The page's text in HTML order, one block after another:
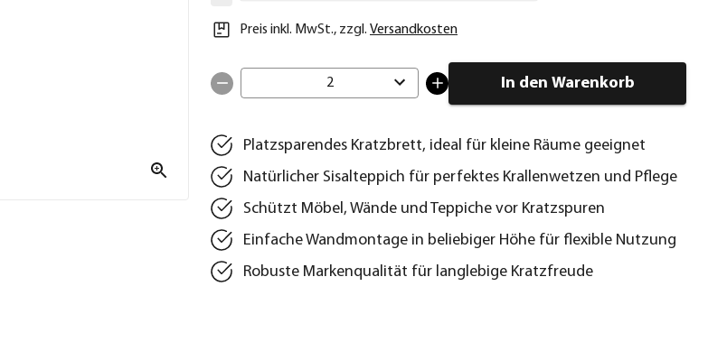
Preis inkl. MwSt., zzgl. Versandkosten
2 In den Warenkorb
Platzsparendes Kratzbrett, ideal für kleine Räume geeignet
Natürlicher Sisalteppich für perfektes Krallenwetzen und Pflege
Schützt Möbel, Wände und Teppiche vor Kratzspuren
Einfache Wandmontage in beliebiger Höhe für flexible Nutzung
Robuste Markenqualität für langlebige Kratzfreude